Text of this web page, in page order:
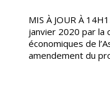
MIS À JOUR À
janvier 2020 par la
économiques de
amendement du